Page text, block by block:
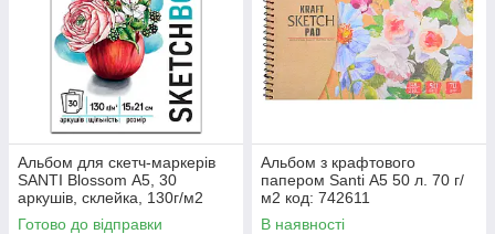
Альбом для скетч-маркерів
SANTI Blossom А5, 30
аркушів, склейка, 130г/м2
(743213)
Готово до відправки
Альбом з крафтового
папером Santi А5 50 л. 70 г/
м2 код: 742611
В наявності